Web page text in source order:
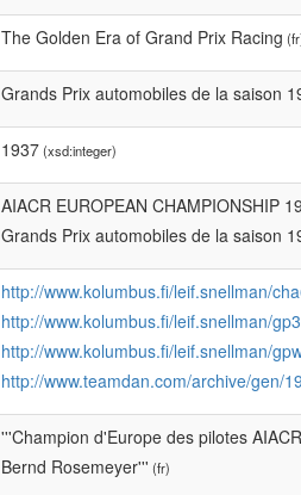
The Golden Era of Grand Prix Racing
Grands Prix automobiles de la saison
1937(xsd:integer)
AIACR EUROPEAN CHAMPIONSHIP
Grands Prix automobiles de la saison
http://www.kolumbus.fi/leif.snellman/
http://www.kolumbus.fi/leif.snellman/
http://www.kolumbus.fi/leif.snellman/
http://www.teamdan.com/archive/gen/
'''Champion d'Europe des pilotes AIACR
Bernd Rosemeyer''' (fr)